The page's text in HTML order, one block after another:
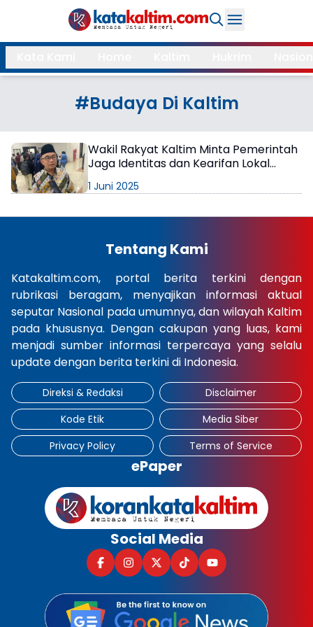
Daerah
Kukar
Samarinda
Bontang
Balikpapan
Kubar
Kutim
PPU
Mahulu
Paser
Berau
Opini
Gaya
Hidup
×
Search
#Budaya Di Kaltim
Wakil Rakyat Kaltim Minta Pemerintah
Jaga Identitas dan Kearifan Lokal
1 Juni 2025
Tentang Kami
Katakaltim.com, portal berita terkini dengan
rubrikasi beragam, menyajikan informasi aktual
seputar Nasional pada umumnya, dan wilayah Kaltim
pada khususnya. Dengan cakupan yang luas, kami
menjadi sumber informasi terpercaya yang selalu
update dengan berita terkini di Indonesia.
Direksi & Redaksi
Disclaimer
Kode Etik
Media Siber
Privacy Policy
Terms of Service
ePaper
Social Media